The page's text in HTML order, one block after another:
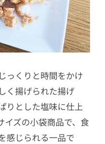
っくりと時間をかけ
く揚げられた揚げ
りとした塩味に仕上
イズの小袋商品で、食
感じられる一品で